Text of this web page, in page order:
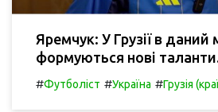
Яремчук: У Грузії в даний
формуються нові
#Футболіст #Україна #Грузія